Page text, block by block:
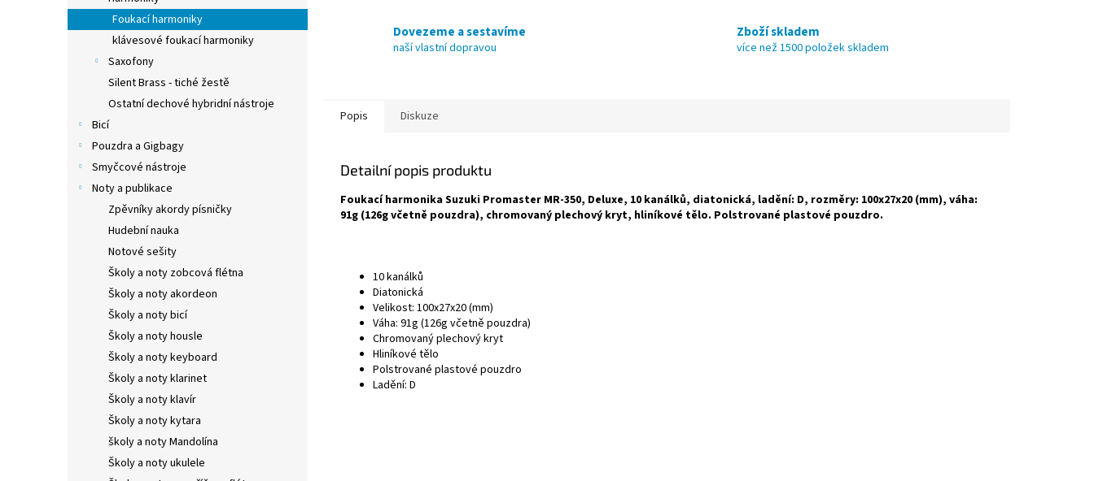
Foukací harmoniky
klávesové foukací harmoniky
Saxofony
Silent Brass - tiché žestě
Ostatní dechové hybridní nástroje
Bicí
Pouzdra a Gigbagy
Smyčcové nástroje
Noty a publikace
Zpěvníky akordy písničky
Hudební nauka
Notové sešity
Školy a noty zobcová flétna
Školy a noty akordeon
Školy a noty bicí
Školy a noty housle
Školy a noty keyboard
Školy a noty klarinet
Školy a noty klavír
Školy a noty kytara
školy a noty Mandolína
Školy a noty ukulele
Dovezeme a sestavíme
naší vlastní dopravou
Zboží skladem
více než 1500 položek skladem
Popis Diskuze
Detailní popis produktu
Foukací harmonika Suzuki Promaster MR-350, Deluxe, 10 kanálků, diatonická, ladění: D, rozměry: 100x27x20 (mm), váha:
91g (126g včetně pouzdra), chromovaný plechový kryt, hliníkové tělo. Polstrované plastové pouzdro.
10 kanálků
Diatonická
Velikost: 100x27x20 (mm)
Váha: 91g (126g včetně pouzdra)
Chromovaný plechový kryt
Hliníkové tělo
Polstrované plastové pouzdro
Ladění: D